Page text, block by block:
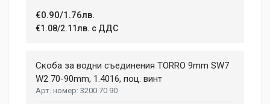
€0.90/1.76лв.
€1.08/2.11лв. с ДДС
Скоба за водни съединения TORRО 9mm SW7
W2 70-90mm, 1.4016, поц. винт
3200 70 90